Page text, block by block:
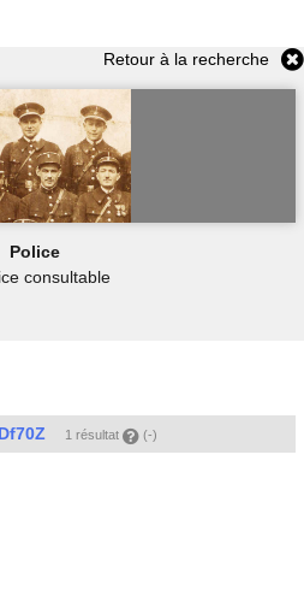
Retour à la recherche
Police
consultable
1 résultat (-)